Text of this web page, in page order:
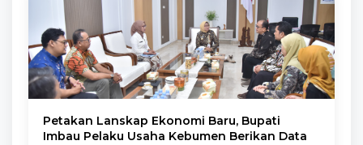
Petakan Lanskap Ekonomi Baru, Bupati
Imbau Pelaku Usaha Kebumen Berikan Data